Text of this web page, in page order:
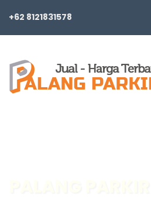
+62 8121831578